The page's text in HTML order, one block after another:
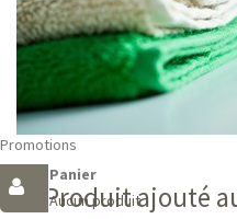
Promotions
Panier
Aucun produit
Produit ajouté